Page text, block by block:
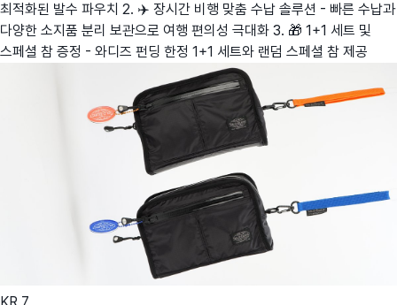
최적화된 발수 파우치 2. ✈️ 장시간 비행 맞춤 수납 솔루션 - 빠른 수납과
다양한 소지품 분리 보관으로 여행 편의성 극대화 3. 🎁 1+1 세트 및
스페셜 참 증정 - 와디즈 펀딩 한정 1+1 세트와 랜덤 스페셜 참 제공